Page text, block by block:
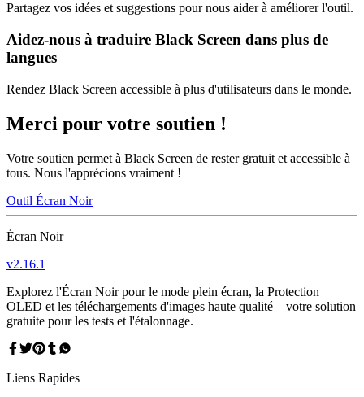
Partagez vos idées et suggestions pour nous aider à améliorer l'outil.
Aidez-nous à traduire Black Screen dans plus de
langues
Rendez Black Screen accessible à plus d'utilisateurs dans le monde.
Merci pour votre soutien !
Votre soutien permet à Black Screen de rester gratuit et accessible à
tous. Nous l'apprécions vraiment !
Outil Écran Noir
Écran Noir
v2.16.1
Explorez l'Écran Noir pour le mode plein écran, la Protection
OLED et les téléchargements d'images haute qualité – votre solution
gratuite pour les tests et l'étalonnage.
Liens Rapides